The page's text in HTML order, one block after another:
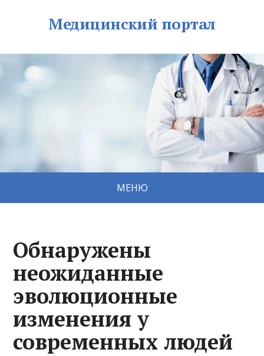
Медицинский портал
МЕНЮ
Обнаружены
неожиданные
эволюционные
изменения у
современных людей